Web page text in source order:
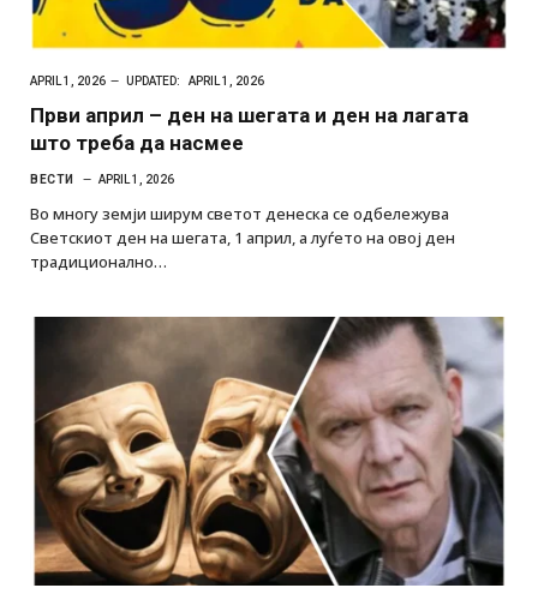
APRIL 1, 2026 UPDATED: APRIL 1, 2026
Први април – ден на шегата и ден на лагата
што треба да насмее
ВЕСТИ APRIL 1, 2026
Во многу земји ширум светот денеска се одбележува
Светскиот ден на шегата, 1 април, а луѓето на овој ден
традиционално…